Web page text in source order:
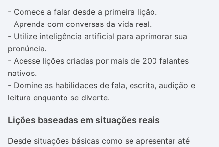
- Comece a falar desde a primeira lição.
- Aprenda com conversas da vida real.
- Utilize inteligência artificial para aprimorar sua
pronúncia.
- Acesse lições criadas por mais de 200 falantes
nativos.
- Domine as habilidades de fala, escrita, audição e
leitura enquanto se diverte.
Lições baseadas em situações reais
Desde situações básicas como se apresentar até